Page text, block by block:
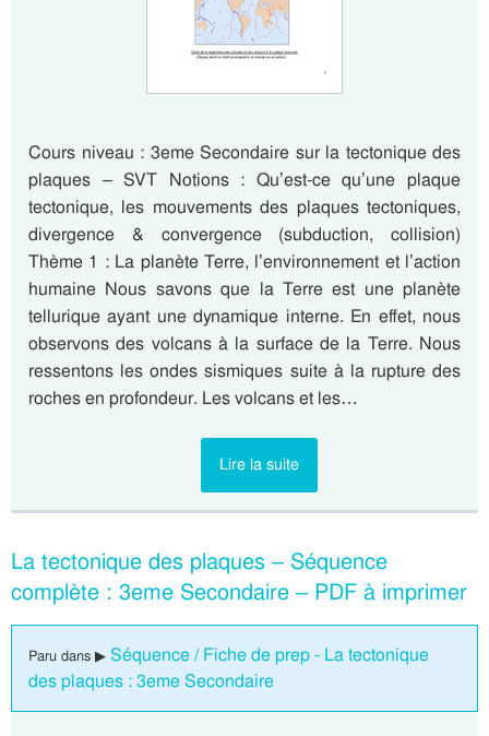
Cours niveau : 3eme Secondaire sur la tectonique des
plaques – SVT Notions : Qu’est-ce qu’une plaque
tectonique, les mouvements des plaques tectoniques,
divergence & convergence (subduction, collision)
Thème 1 : La planète Terre, l’environnement et l’action
humaine Nous savons que la Terre est une planète
tellurique ayant une dynamique interne. En effet, nous
observons des volcans à la surface de la Terre. Nous
ressentons les ondes sismiques suite à la rupture des
roches en profondeur. Les volcans et les…
Lire la suite
La tectonique des plaques – Séquence
complète : 3eme Secondaire – PDF à imprimer
Paru dans ▶ Séquence / Fiche de prep - La tectonique
des plaques : 3eme Secondaire